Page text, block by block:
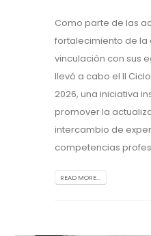
Como parte de las
fortalecimiento de la
vinculación con sus
llevó a cabo el II
2026, una iniciativa
promover la
intercambio de
competencias
READ MORE...